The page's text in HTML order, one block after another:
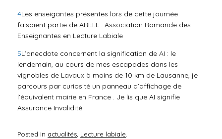
4Les enseigantes présentes lors de cette journée
faisaient partie de ARELL : Association Romande des
Enseignantes en Lecture Labiale
5L’anecdote concernent la signification de AI : le
lendemain, au cours de mes escapades dans les
vignobles de Lavaux à moins de 10 km de Lausanne, je
parcours par curiosité un panneau d’affichage de
l’équivalent mairie en France . Je lis que AI signifie
Assurance Invalidité.
Posted in actualités, Lecture labiale.